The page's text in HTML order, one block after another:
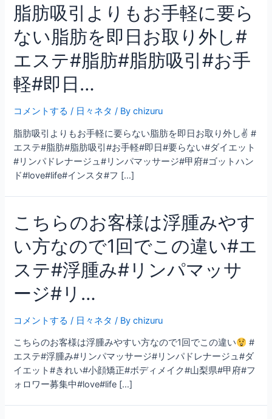
脂肪吸引よりもお手軽に要ら
ない脂肪を即日お取り外し#
エステ#脂肪#脂肪吸引#お手
軽#即日…
コメントする / 日々ネタ / Bychizuru
脂肪吸引よりもお手軽に要らない脂肪を即日お取り外し✌ #
エステ#脂肪#脂肪吸引#お手軽#即日#要らない#ダイエット
#リンパドレナージュ#リンパマッサージ#甲府#ゴットハン
ド#love#life#インスタ#フ […]
こちらのお客様は浮腫みやす
い方なので1回でこの違い#エ
ステ#浮腫み#リンパマッサ
ージ#リ…
コメントする / 日々ネタ / Bychizuru
こちらのお客様は浮腫みやすい方なので1回でこの違い
#
エステ#浮腫み#リンパマッサージ#リンパドレナージュ#ダ
イエット#きれい#小顔矯正#ボディメイク#山梨県#甲府#フ
ォロワー募集中#love#life […]